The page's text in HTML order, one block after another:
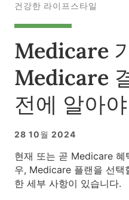
건강한 라이프스타일
Medicare
Medicare
전에 알아
28 10월 2024
현재 또는 곧 Medicare 혜
우, Medicare 플랜을 선택
한 세부 사항이 있습니다.